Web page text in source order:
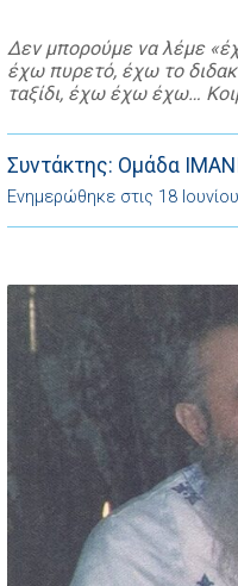
Δεν μπορούμε να λέμε
έχω πυρετό, έχω το
ταξίδι, έχω έχω έχω…
εκκλησιαζομαι! Αν
θα έμενες άυπνος μέρες
Συντάκτης: Ομάδα
Ενημερώθηκε στις 18